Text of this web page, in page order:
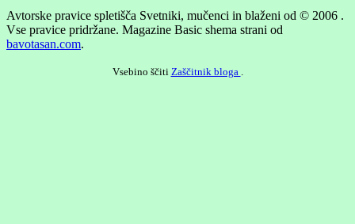
Avtorske pravice spletišča Svetniki, mučenci in blaženi od © 2006 .
Vse pravice pridržane. Magazine Basic shema strani od
bavotasan.com.
Vsebino ščiti Zaščitnik bloga